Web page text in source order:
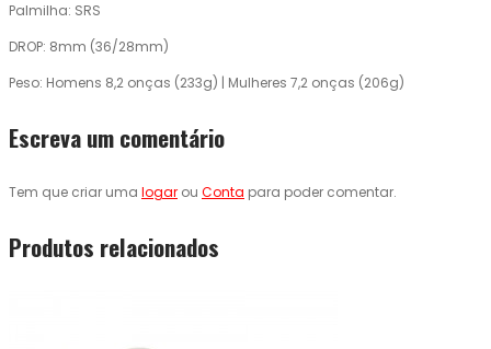
Palmilha: SRS
DROP: 8mm (36/28mm)
Peso: Homens 8,2 onças (233g) | Mulheres 7,2 onças (206g)
Escreva um comentário
Tem que criar uma logar ou Conta para poder comentar.
Produtos relacionados